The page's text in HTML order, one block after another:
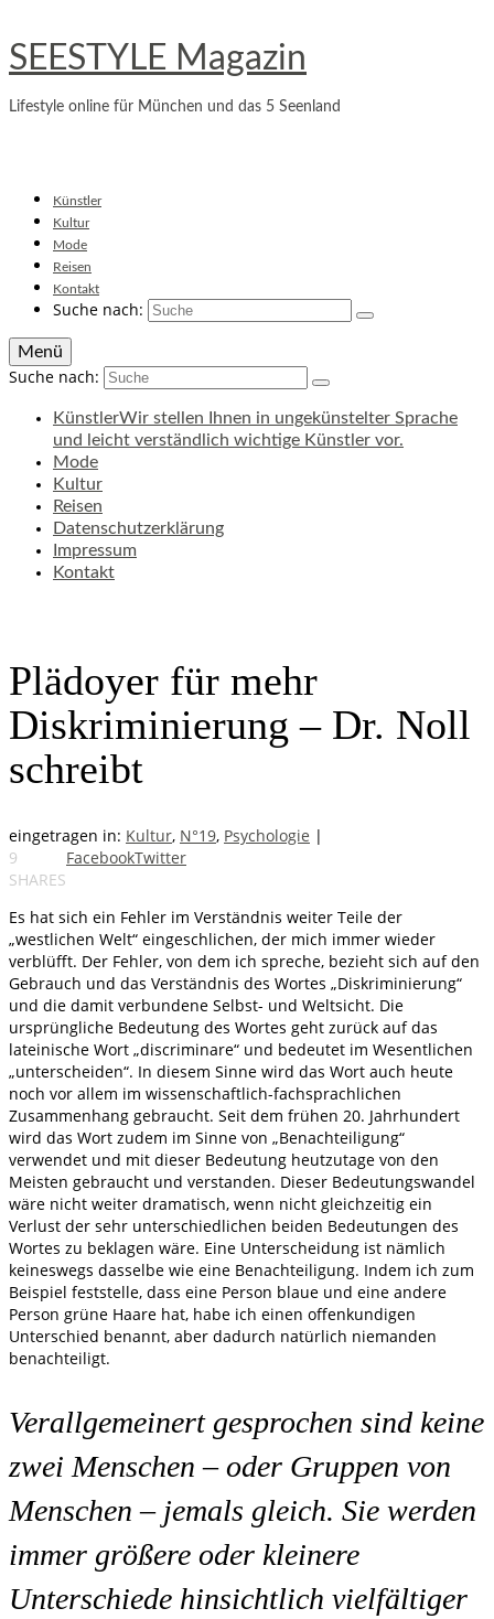
SEESTYLE Magazin
Lifestyle online für München und das 5 Seenland
Künstler
Kultur
Mode
Reisen
Kontakt
Suche nach:
Menü
Suche nach:
KünstlerWir stellen Ihnen in ungekünstelter Sprache
und leicht verständlich wichtige Künstler vor.
Mode
Kultur
Reisen
Datenschutzerklärung
Impressum
Kontakt
Plädoyer für mehr
Diskriminierung – Dr. Noll
schreibt
eingetragen in: Kultur, N°19, Psychologie |
9
SHARES
FacebookTwitter
Es hat sich ein Fehler im Verständnis weiter Teile der
„westlichen Welt“ eingeschlichen, der mich immer wieder
verblüfft. Der Fehler, von dem ich spreche, bezieht sich auf den
Gebrauch und das Verständnis des Wortes „Diskriminierung“
und die damit verbundene Selbst- und Weltsicht. Die
ursprüngliche Bedeutung des Wortes geht zurück auf das
lateinische Wort „discriminare“ und bedeutet im Wesentlichen
„unterscheiden“. In diesem Sinne wird das Wort auch heute
noch vor allem im wissenschaftlich-fachsprachlichen
Zusammenhang gebraucht. Seit dem frühen 20. Jahrhundert
wird das Wort zudem im Sinne von „Benachteiligung“
verwendet und mit dieser Bedeutung heutzutage von den
Meisten gebraucht und verstanden. Dieser Bedeutungswandel
wäre nicht weiter dramatisch, wenn nicht gleichzeitig ein
Verlust der sehr unterschiedlichen beiden Bedeutungen des
Wortes zu beklagen wäre. Eine Unterscheidung ist nämlich
keineswegs dasselbe wie eine Benachteiligung. Indem ich zum
Beispiel feststelle, dass eine Person blaue und eine andere
Person grüne Haare hat, habe ich einen offenkundigen
Unterschied benannt, aber dadurch natürlich niemanden
benachteiligt.
Verallgemeinert gesprochen sind keine
zwei Menschen – oder Gruppen von
Menschen – jemals gleich. Sie werden
immer größere oder kleinere
Unterschiede hinsichtlich vielfältiger